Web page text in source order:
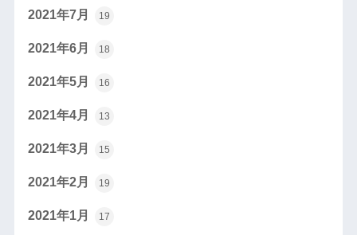
2021年7月 19
2021年6月 18
2021年5月 16
2021年4月 13
2021年3月 15
2021年2月 19
2021年1月 17